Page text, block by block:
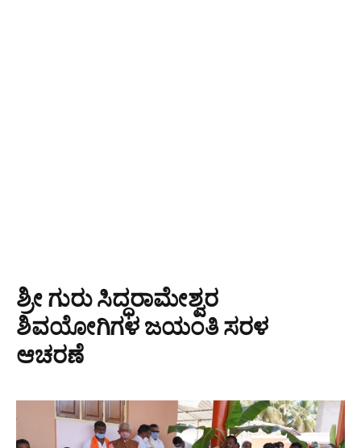
ಶ್ರೀ ಗುರು ಸಿದ್ಧರಾಮೇಶ್ವರ
ಶಿವಯೋಗಿಗಳ ಜಯಂತಿ ಸರಳ
ಆಚರಣೆ